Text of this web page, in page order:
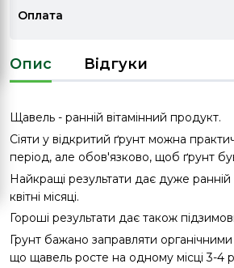
Оплата
Опис Відгуки
Щавель - ранній вітамінний продукт.
Сіяти у відкритий ґрунт можна
період, але обов'язково, щоб ґрунт
Найкращі результати дає дуже ранній
квітні місяці.
Гороші результати дає також
Грунт бажано заправляти
що щавель росте на одному місці 3-4